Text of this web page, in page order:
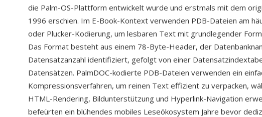
die Palm-OS-Plattform entwickelt wurde und erstmals mit dem
1996 erschien. Im E-Book-Kontext verwenden PDB-Dateien am
oder Plucker-Kodierung, um lesbaren Text mit grundlegender
Das Format besteht aus einem 78-Byte-Header, der
Datensatzanzahl identifiziert, gefolgt von einer
Datensätzen. PalmDOC-kodierte PDB-Dateien verwenden ein
Kompressionsverfahren, um reinen Text effizient zu verpacken,
HTML-Rendering, Bildunterstützung und Hyperlink-Navigation
befeürten ein blühendes mobiles Leseökosystem Jahre bevor